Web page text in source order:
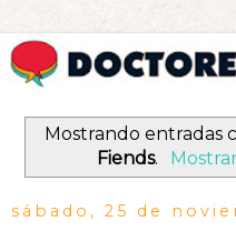
Mostrando entradas
Fiends.
sábado, 25 de